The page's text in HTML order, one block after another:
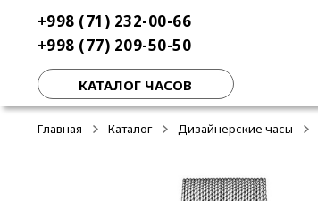
навигации
содержимому
+998 (71) 232-00-66
+998 (77) 209-50-50
КАТАЛОГ ЧАСОВ
Главная Каталог Дизайнерские часы
-50%
-50%
-50%